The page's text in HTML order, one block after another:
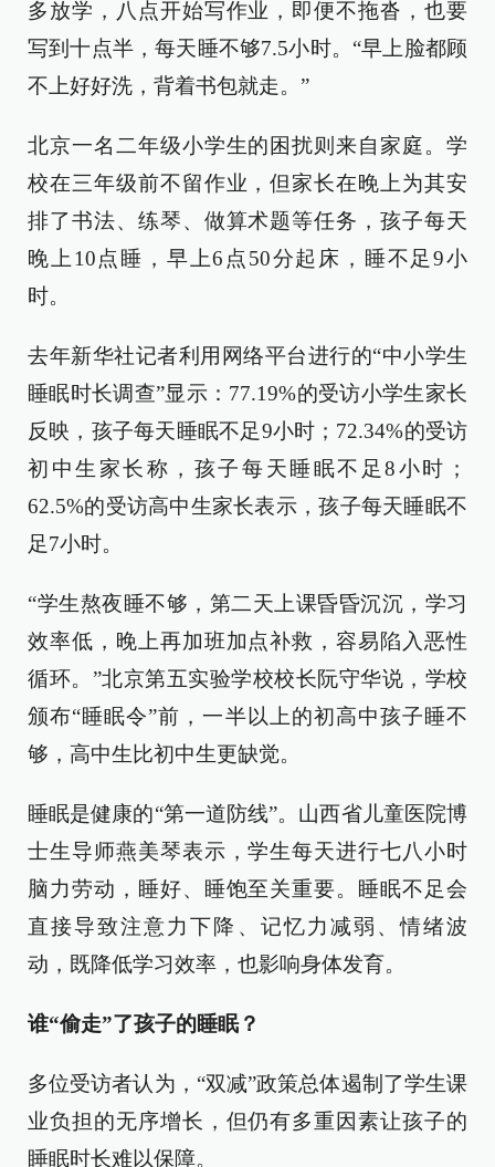
多放学，八点开始写作业，即便不拖沓，也要
写到十点半，每天睡不够7.5小时。“早上脸都顾
不上好好洗，背着书包就走。”
北京一名二年级小学生的困扰则来自家庭。学
校在三年级前不留作业，但家长在晚上为其安
排了书法、练琴、做算术题等任务，孩子每天
晚上10点睡，早上6点50分起床，睡不足9小
时。
去年新华社记者利用网络平台进行的“中小学生
睡眠时长调查”显示：77.19%的受访小学生家长
反映，孩子每天睡眠不足9小时；72.34%的受访
初中生家长称，孩子每天睡眠不足8小时；
62.5%的受访高中生家长表示，孩子每天睡眠不
足7小时。
“学生熬夜睡不够，第二天上课昏昏沉沉，学习
效率低，晚上再加班加点补救，容易陷入恶性
循环。”北京第五实验学校校长阮守华说，学校
颁布“睡眠令”前，一半以上的初高中孩子睡不
够，高中生比初中生更缺觉。
睡眠是健康的“第一道防线”。山西省儿童医院博
士生导师燕美琴表示，学生每天进行七八小时
脑力劳动，睡好、睡饱至关重要。睡眠不足会
直接导致注意力下降、记忆力减弱、情绪波
动，既降低学习效率，也影响身体发育。
谁“偷走”了孩子的睡眠？
多位受访者认为，“双减”政策总体遏制了学生课
业负担的无序增长，但仍有多重因素让孩子的
睡眠时长难以保障。